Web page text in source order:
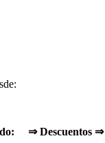
⇒ Descuentos ⇒